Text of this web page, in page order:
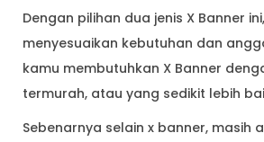
Dengan pilihan dua jenis X Banner
menyesuaikan kebutuhan dan
kamu membutuhkan X Banner
termurah, atau yang sedikit lebih
Sebenarnya selain x banner, masih